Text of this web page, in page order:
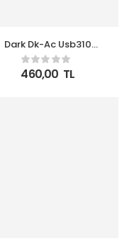
Dark Dk-Ac Usb310
Siyah Connect Master
X4 USB 3.0 – 4 Port USB
3.0 Hub
460,00 TL